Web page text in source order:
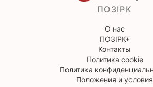
ПОЗІРК
О нас
ПОЗІРК+
Контакты
Политика cookie
Политика
Положения и условия